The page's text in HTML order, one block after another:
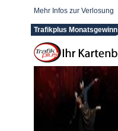
Mehr Infos zur Verlosung
Trafikplus Monatsgewinn